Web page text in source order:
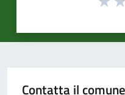
Contatta il comune